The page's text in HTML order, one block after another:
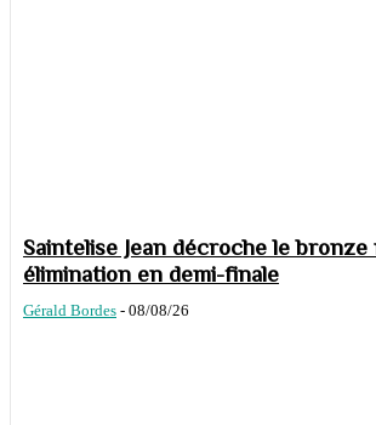
Saintelise Jean décroche le bronze
élimination en demi-finale
Gérald Bordes - 08/08/26